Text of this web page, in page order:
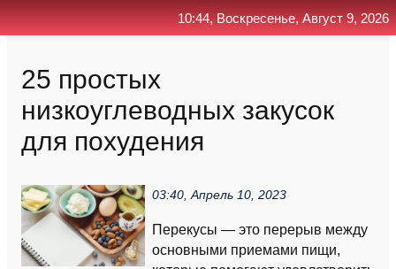
25 простых
низкоуглеводных закусок
для похудения
03:40, Апрель 10, 2023
Перекусы — это перерыв между
основными приемами пищи,
10:44, Воскресенье, Август 9, 2026